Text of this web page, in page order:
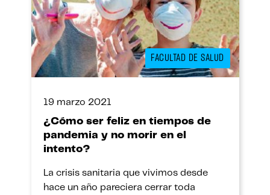
FACULTAD DE SALUD
19 marzo 2021
¿Cómo ser feliz en tiempos de
pandemia y no morir en el
intento?
La crisis sanitaria que vivimos desde
hace un año pareciera cerrar toda